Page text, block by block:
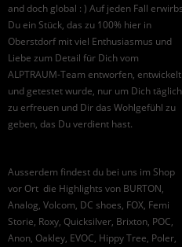
and doch global : ) Auf jeden Fall
Du ein Stück, das zu 100% hier in
Oberstdorf mit viel Enthusiasmus und
Liebe zum Detail für Dich vom
ALPTRAUM-Team entworfen, entwickelt
und getestet wurde, nur um Dich täglich
zu erfreuen und Dir das Wohlgefühl zu
geben, das Du verdient hast.
Ausserdem findest du bei uns im Shop
vor Ort die Highlights von BURTON,
Analog, Volcom, DC shoes, FOX, Femi
Storie, Roxy, Quicksilver, Brixton, POC,
Anon, Oakley, EVOC, Hippy Tree, Poler,